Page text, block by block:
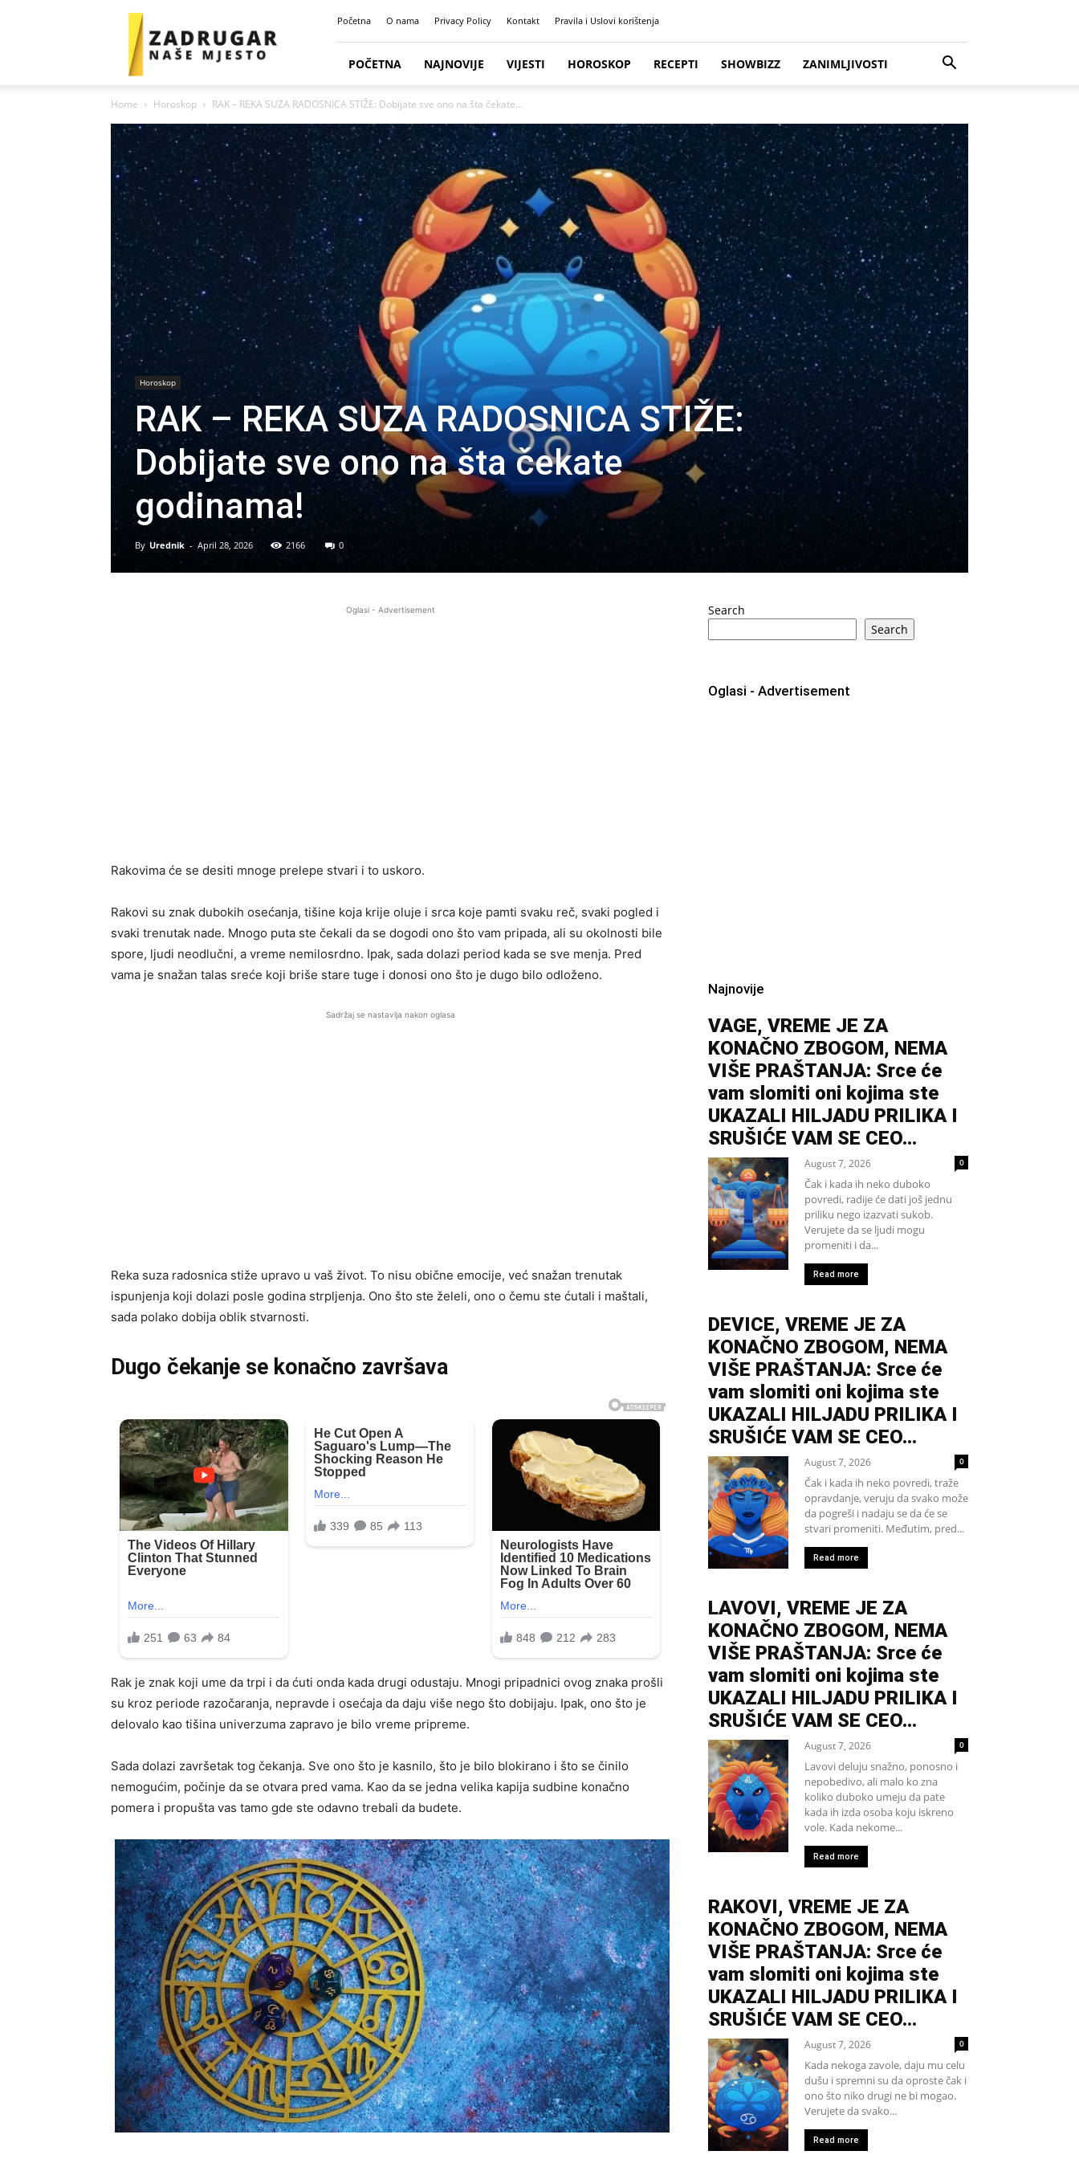
Zadrugar
Početna O nama Privacy Policy Kontakt Pravila i Uslovi korištenja
POČETNA NAJNOVIJE VIJESTI HOROSKOP RECEPTI SHOWBIZZ ZANIMLJIVOSTI
Home Horoskop RAK – REKA SUZA RADOSNICA STIŽE: Dobijate sve ono na šta čekate...
Horoskop
RAK – REKA SUZA RADOSNICA STIŽE:
Dobijate sve ono na šta čekate
godinama!
By Urednik - April 28, 2026 2166 0
Oglasi - Advertisement
Rakovima će se desiti mnoge prelepe stvari i to uskoro.
Rakovi su znak dubokih osećanja, tišine koja krije oluje i srca koje pamti svaku reč, svaki pogled i
svaki trenutak nade. Mnogo puta ste čekali da se dogodi ono što vam pripada, ali su okolnosti bile
spore, ljudi neodlučni, a vreme nemilosrdno. Ipak, sada dolazi period kada se sve menja. Pred
vama je snažan talas sreće koji briše stare tuge i donosi ono što je dugo bilo odloženo.
Sadržaj se nastavlja nakon oglasa
Reka suza radosnica stiže upravo u vaš život. To nisu obične emocije, već snažan trenutak
ispunjenja koji dolazi posle godina strpljenja. Ono što ste želeli, ono o čemu ste ćutali i maštali,
sada polako dobija oblik stvarnosti.
Dugo čekanje se konačno završava
Rak je znak koji ume da trpi i da ćuti onda kada drugi odustaju. Mnogi pripadnici ovog znaka prošli
su kroz periode razočaranja, nepravde i osećaja da daju više nego što dobijaju. Ipak, ono što je
delovalo kao tišina univerzuma zapravo je bilo vreme pripreme.
Sada dolazi završetak tog čekanja. Sve ono što je kasnilo, što je bilo blokirano i što se činilo
nemogućim, počinje da se otvara pred vama. Kao da se jedna velika kapija sudbine konačno
pomera i propušta vas tamo gde ste odavno trebali da budete.
Search
Search
Oglasi - Advertisement
Najnovije
VAGE, VREME JE ZA
KONAČNO ZBOGOM, NEMA
VIŠE PRAŠTANJA: Srce će
vam slomiti oni kojima ste
UKAZALI HILJADU PRILIKA I
SRUŠIĆE VAM SE CEO...
August 7, 2026 0
Čak i kada ih neko duboko
povredi, radije će dati još jednu
priliku nego izazvati sukob.
Verujete da se ljudi mogu
promeniti i da...
Read more
DEVICE, VREME JE ZA
KONAČNO ZBOGOM, NEMA
VIŠE PRAŠTANJA: Srce će
vam slomiti oni kojima ste
UKAZALI HILJADU PRILIKA I
SRUŠIĆE VAM SE CEO...
August 7, 2026 0
Čak i kada ih neko povredi, traže
opravdanje, veruju da svako može
da pogreši i nadaju se da će se
stvari promeniti. Međutim, pred...
Read more
LAVOVI, VREME JE ZA
KONAČNO ZBOGOM, NEMA
VIŠE PRAŠTANJA: Srce će
vam slomiti oni kojima ste
UKAZALI HILJADU PRILIKA I
SRUŠIĆE VAM SE CEO...
August 7, 2026 0
Lavovi deluju snažno, ponosno i
nepobedivo, ali malo ko zna
koliko duboko umeju da pate
kada ih izda osoba koju iskreno
vole. Kada nekome...
Read more
RAKOVI, VREME JE ZA
KONAČNO ZBOGOM, NEMA
VIŠE PRAŠTANJA: Srce će
vam slomiti oni kojima ste
UKAZALI HILJADU PRILIKA I
SRUŠIĆE VAM SE CEO...
August 7, 2026 0
Kada nekoga zavole, daju mu celu
dušu i spremni su da oproste čak i
ono što niko drugi ne bi mogao.
Verujete da svako...
Read more